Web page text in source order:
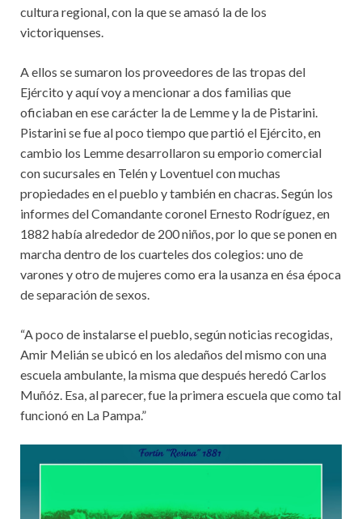
cultura regional, con la que se amasó la de los
victoriquenses.
A ellos se sumaron los proveedores de las tropas del
Ejército y aquí voy a mencionar a dos familias que
oficiaban en ese carácter la de Lemme y la de Pistarini.
Pistarini se fue al poco tiempo que partió el Ejército, en
cambio los Lemme desarrollaron su emporio comercial
con sucursales en Telén y Loventuel con muchas
propiedades en el pueblo y también en chacras. Según los
informes del Comandante coronel Ernesto Rodríguez, en
1882 había alrededor de 200 niños, por lo que se ponen en
marcha dentro de los cuarteles dos colegios: uno de
varones y otro de mujeres como era la usanza en ésa época
de separación de sexos.
“A poco de instalarse el pueblo, según noticias recogidas,
Amir Melián se ubicó en los aledaños del mismo con una
escuela ambulante, la misma que después heredó Carlos
Muñóz. Esa, al parecer, fue la primera escuela que como tal
funcionó en La Pampa.”